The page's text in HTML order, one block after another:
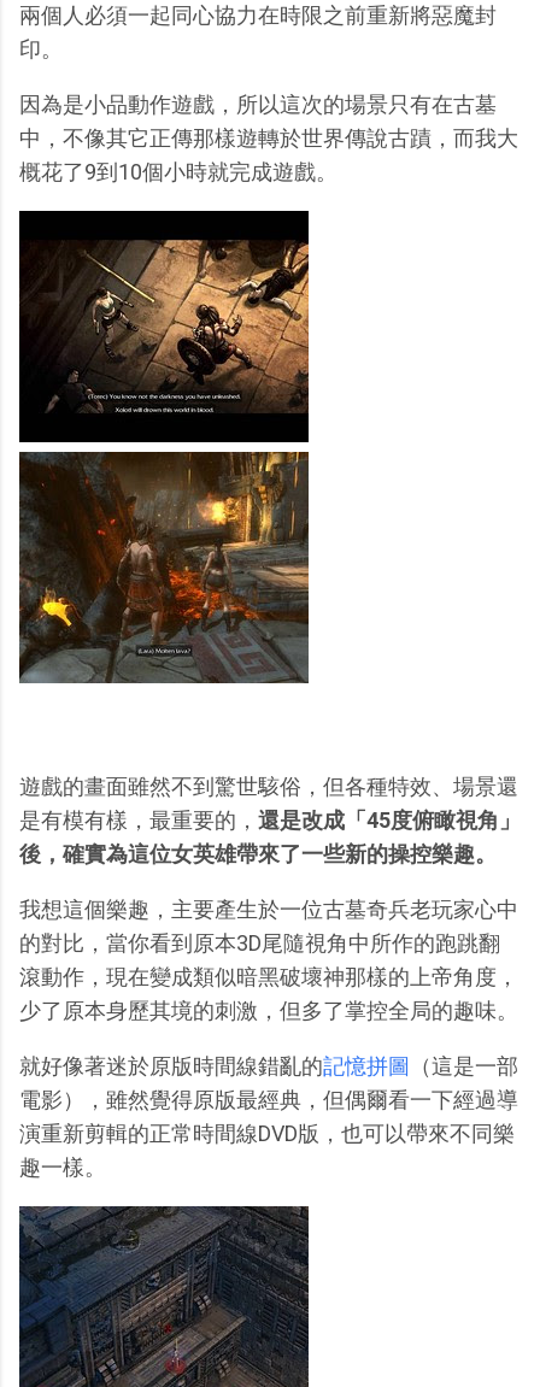
兩個人必須一起同心協力在時限之前重新將惡魔封
印。
因為是小品動作遊戲，所以這次的場景只有在古墓
中，不像其它正傳那樣遊轉於世界傳說古蹟，而我大
概花了9到10個小時就完成遊戲。
遊戲的畫面雖然不到驚世駭俗，但各種特效、場景還
是有模有樣，最重要的， 還是改成「45度俯瞰視角」
後，確實為這位女英雄帶來了一些新的操控樂趣。
我想這個樂趣，主要產生於一位古墓奇兵老玩家心中
的對比，當你看到原本3D尾隨視角中所作的跑跳翻
滾動作，現在變成類似暗黑破壞神那樣的上帝角度，
少了原本身歷其境的刺激，但多了掌控全局的趣味。
就好像著迷於原版時間線錯亂的記憶拼圖 （這是一部
電影），雖然覺得原版最經典，但偶爾看一下經過導
演重新剪輯的正常時間線DVD版，也可以帶來不同樂
趣一樣。